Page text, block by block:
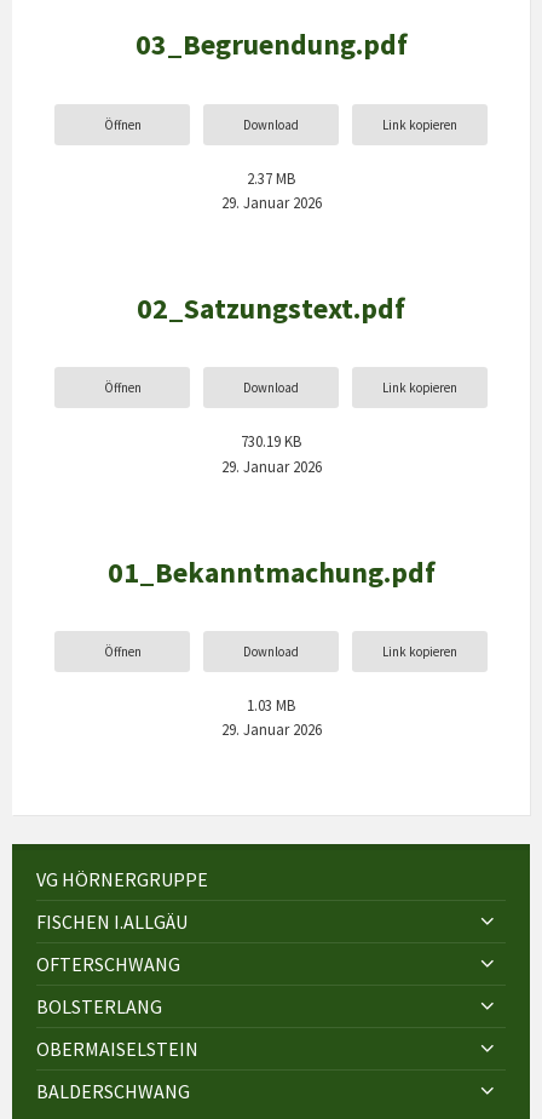
03_Begruendung.pdf
Öffnen Download Link kopieren
2.37 MB
29. Januar 2026
02_Satzungstext.pdf
Öffnen Download Link kopieren
730.19 KB
29. Januar 2026
01_Bekanntmachung.pdf
Öffnen Download Link kopieren
1.03 MB
29. Januar 2026
VG HÖRNERGRUPPE
FISCHEN I.ALLGÄU
OFTERSCHWANG
BOLSTERLANG
OBERMAISELSTEIN
BALDERSCHWANG